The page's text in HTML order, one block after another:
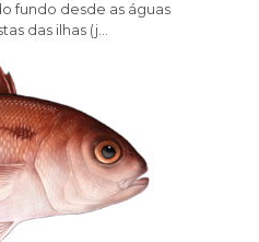
fundo desde as águas
das ilhas (j...